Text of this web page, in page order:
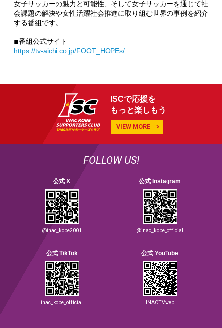
女子サッカーの魅力と可能性、そして女子サッカーを通じて社
会課題の解決や女性活躍社会推進に取り組む世界の事例を紹介
する番組です。
◾︎番組公式サイト
https://tv-aichi.co.jp/FOOT_HOPEs/
ISCで応援を
もっと楽しもう
VIEW MORE
FOLLOW US!
公式 X
@inac_kobe2001
公式 Instagram
@inac_kobe_official
公式 TikTok
inac_kobe_official
公式 YouTube
INACTVweb